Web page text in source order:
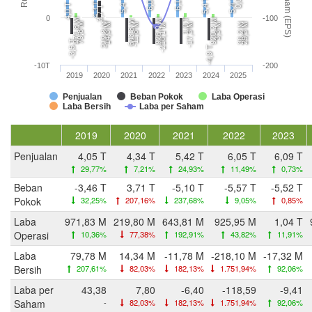
4,0 T 4,3 T 5,4 T 5,4 T 5,4 T
-3,5 T
3,7 T
-4,9 T
0,0
971,8 M 219,8 M 643,8 M 926,0 M 1,0 T 920,2 M 36,2 M
79,8 M 14,3 M -11,8 M -218,1 M -17,3 M 3,3 M 29,3 M
Penjualan Beban Pokok
Laba Operasi
Laba Bersih
Laba per Saham
2019 2020 2021 2022 2023 2024 2025
-10T
0
-200
-100
2019 2020 2021 2022
2023
Penjualan
4,05 T
29,77%
4,34 T
7,21%
5,42 T
24,93%
6,05 T
11,49%
6,09 T
0,73%
Beban
Pokok
-3,46 T
32,25%
3,71 T
207,16%
-5,10 T
237,68%
-5,57 T
9,05%
-5,52 T
0,85%
Laba
Operasi
971,83 M
10,36%
219,80 M
77,38%
643,81 M
192,91%
925,95 M
43,82%
1,04 T
11,91%
Laba
Bersih
79,78 M
207,61%
14,34 M
82,03%
-11,78 M
182,13%
-218,10 M
1.751,94%
-17,32 M
92,06%
Laba per
Saham
43,38
-
7,80
82,03%
-6,40
182,13%
-118,59
1.751,94%
-9,41
92,06%